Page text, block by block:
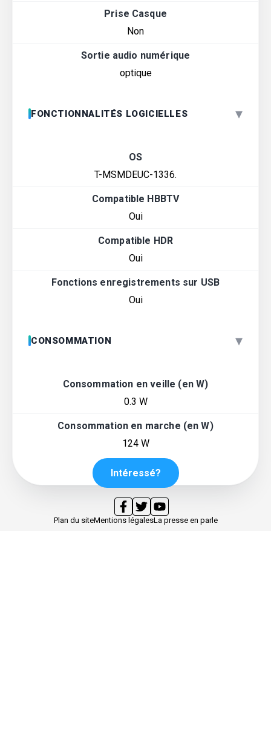
Prise Casque
Non
Sortie audio numérique
optique
FONCTIONNALITÉS LOGICIELLES ▾
OS
T-MSMDEUC-1336.
Compatible HBBTV
Oui
Compatible HDR
Oui
Fonctions enregistrements sur USB
Oui
CONSOMMATION ▾
Consommation en veille (en W)
0.3 W
Consommation en marche (en W)
124 W
Intéressé?
Plan du siteMentions légalesLa presse en parle